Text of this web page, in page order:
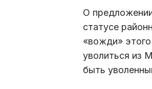
О
статусе
«вожди»
уволиться из
быть